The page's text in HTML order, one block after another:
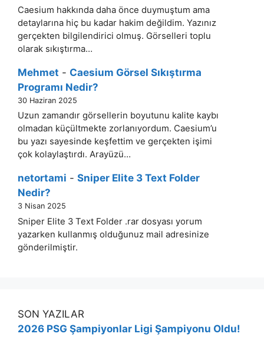
Caesium hakkında daha önce duymuştum ama
detaylarına hiç bu kadar hakim değildim. Yazınız
gerçekten bilgilendirici olmuş. Görselleri toplu
olarak sıkıştırma…
Mehmet - Caesium Görsel Sıkıştırma
Programı Nedir?
30 Haziran 2025
Uzun zamandır görsellerin boyutunu kalite kaybı
olmadan küçültmekte zorlanıyordum. Caesium’u
bu yazı sayesinde keşfettim ve gerçekten işimi
çok kolaylaştırdı. Arayüzü…
netortami - Sniper Elite 3 Text Folder
Nedir?
3 Nisan 2025
Sniper Elite 3 Text Folder .rar dosyası yorum
yazarken kullanmış olduğunuz mail adresinize
gönderilmiştir.
SON YAZILAR
2026 PSG Şampiyonlar Ligi Şampiyonu Oldu!